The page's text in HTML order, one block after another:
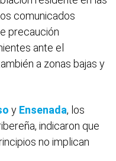
comunicados
precaución
ante el
a zonas bajas y
y Ensenada, los
indicaron que
no implican